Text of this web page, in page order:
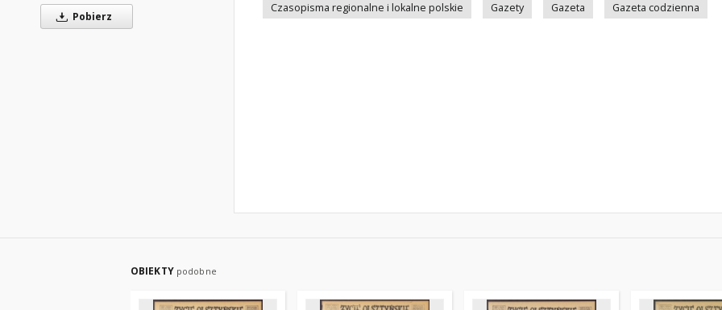
Pobierz
Czasopisma regionalne i lokalne polskie
Gazety Gazeta Gazeta codzienna
OBIEKTY podobne